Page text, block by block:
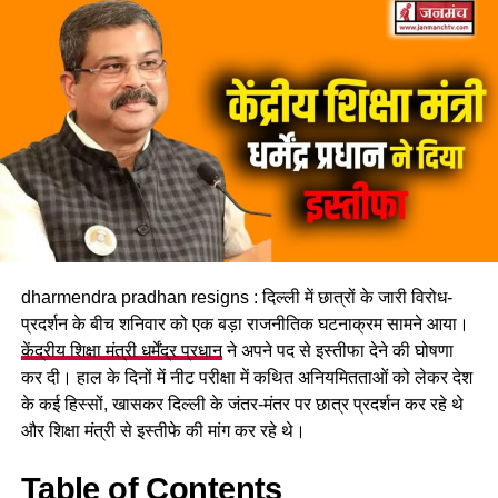
dharmendra pradhan resigns : दिल्ली में छात्रों के जारी विरोध-
प्रदर्शन के बीच शनिवार को एक बड़ा राजनीतिक घटनाक्रम सामने आया।
केंद्रीय शिक्षा मंत्री धर्मेंद्र प्रधानने अपने पद से इस्तीफा देने की घोषणा
कर दी। हाल के दिनों में नीट परीक्षा में कथित अनियमितताओं को लेकर देश
के कई हिस्सों, खासकर दिल्ली के जंतर-मंतर पर छात्र प्रदर्शन कर रहे थे
और शिक्षा मंत्री से इस्तीफे की मांग कर रहे थे।
Table of Contents